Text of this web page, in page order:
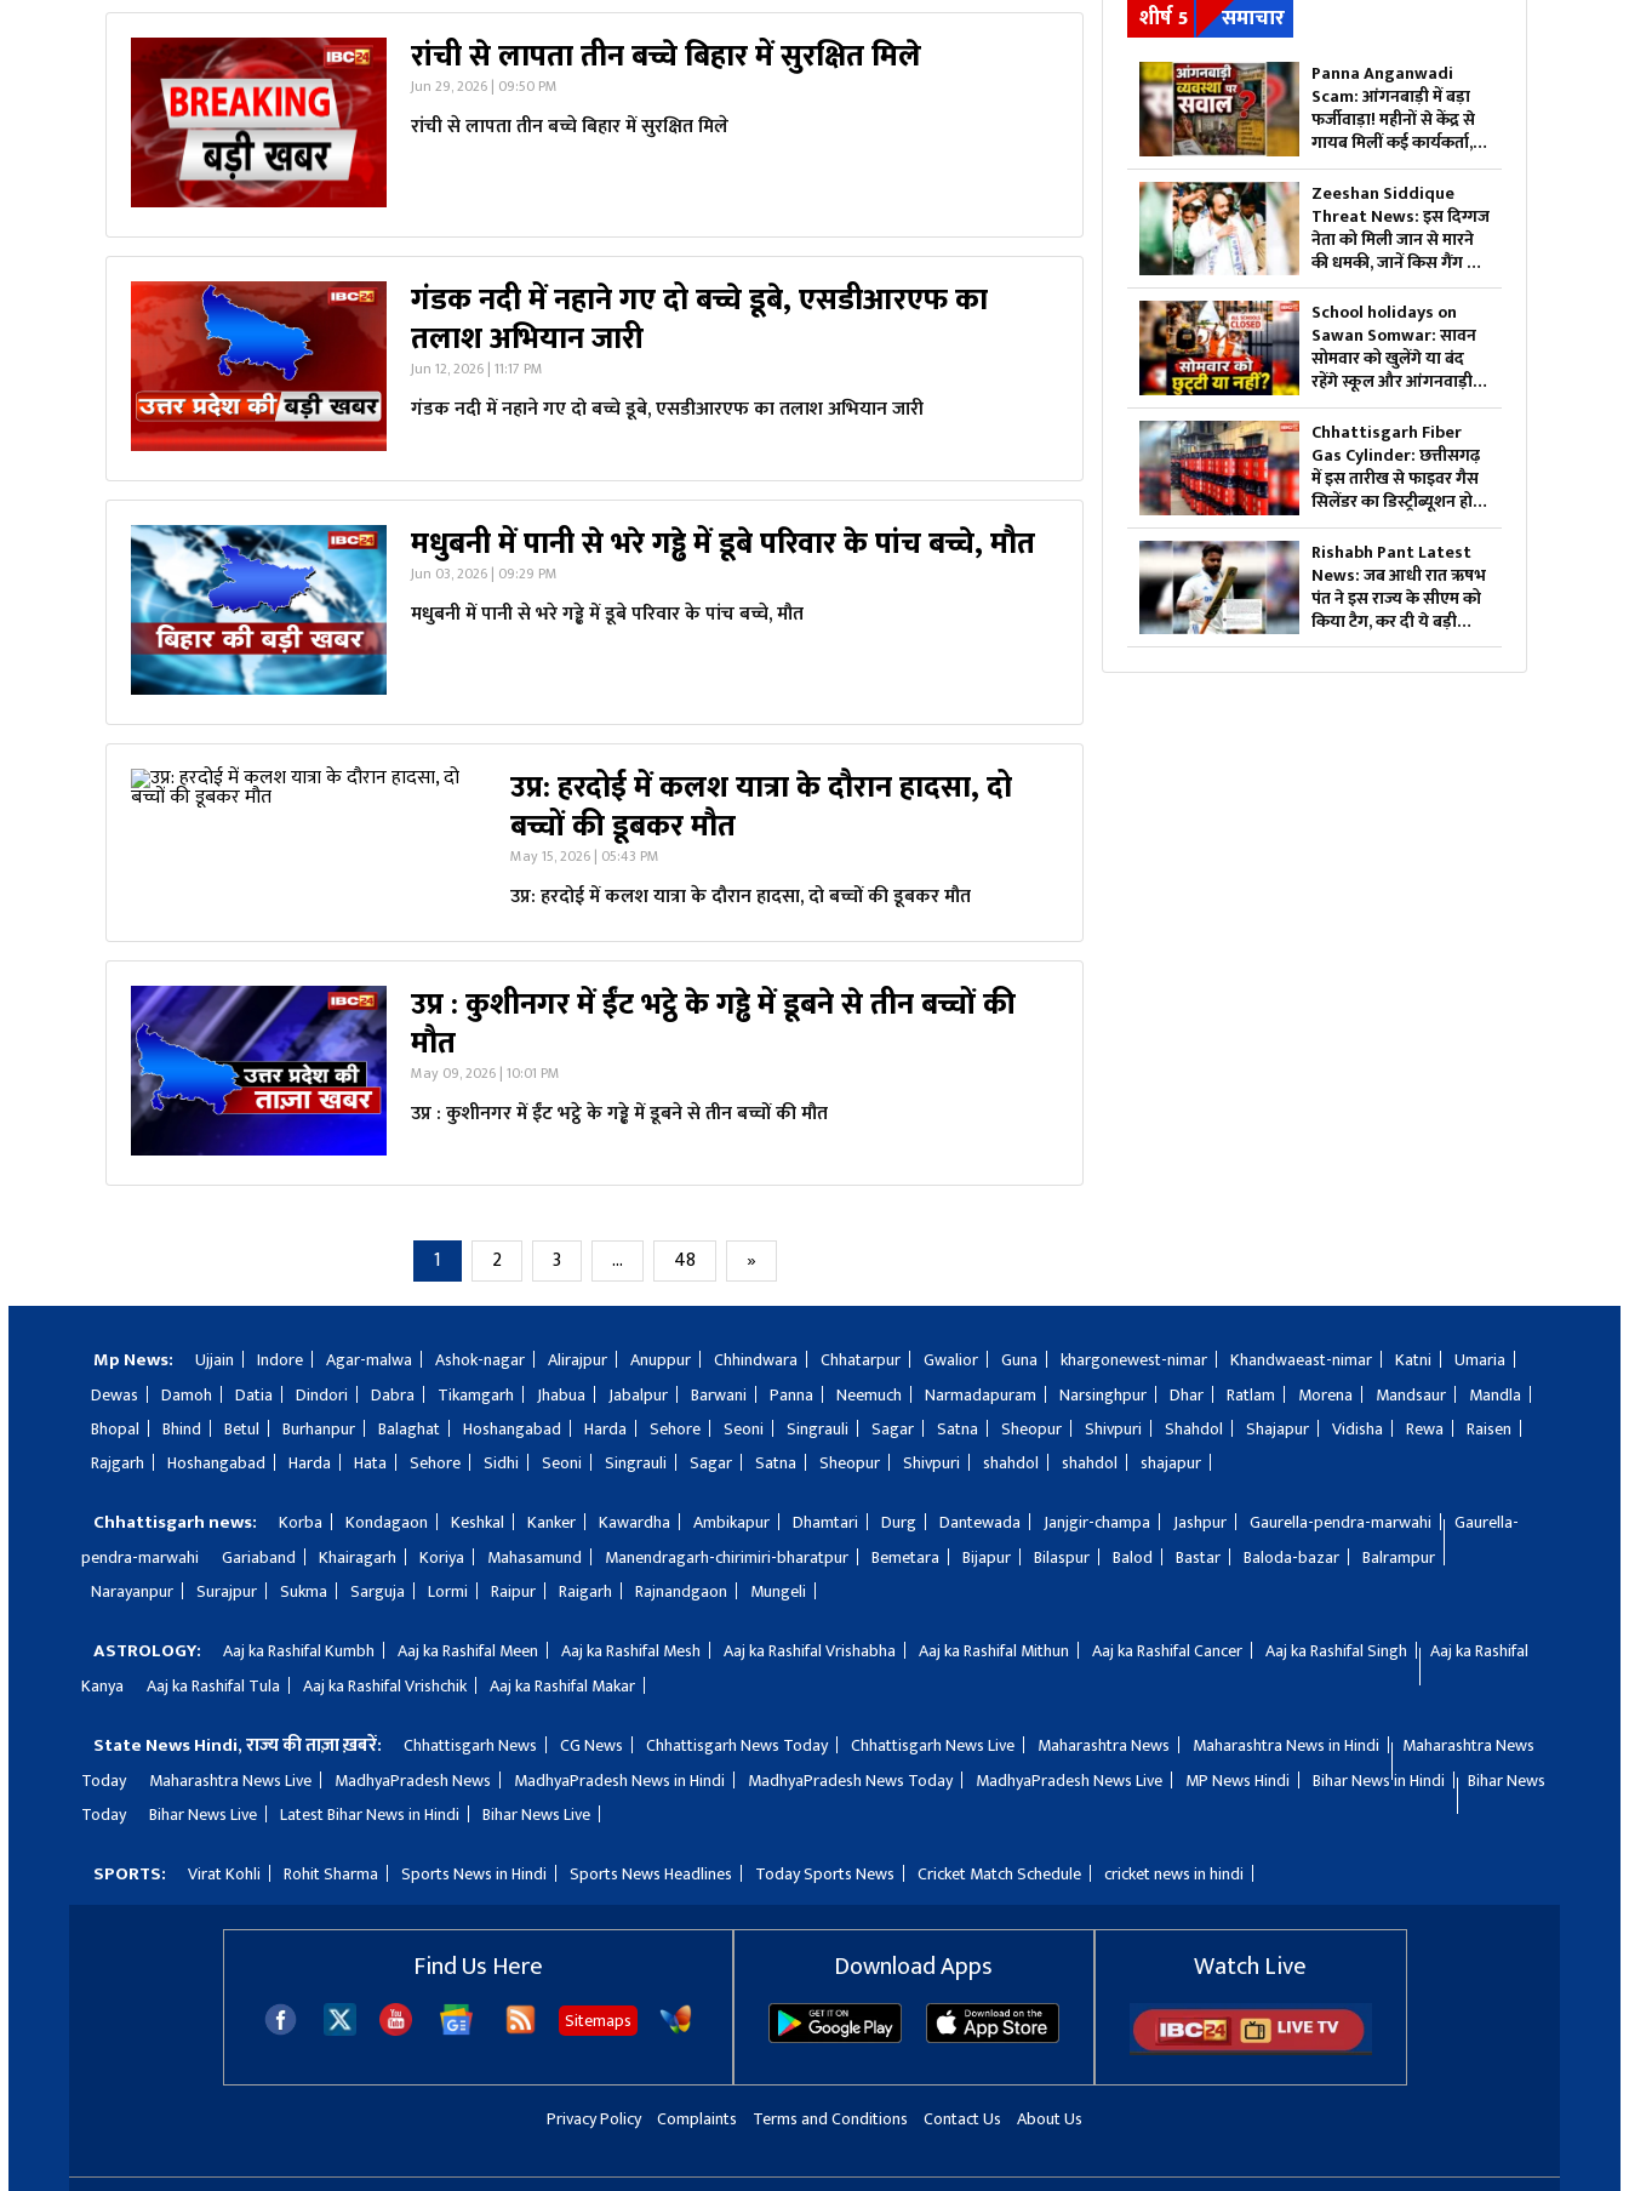
रांची से लापता तीन बच्चे बिहार में सुरक्षित मिले
Jun 29, 2026 | 09:50 PM
रांची से लापता तीन बच्चे बिहार में सुरक्षित मिले
गंडक नदी में नहाने गए दो बच्चे डूबे, एसडीआरएफ का
तलाश अभियान जारी
Jun 12, 2026 | 11:17 PM
गंडक नदी में नहाने गए दो बच्चे डूबे, एसडीआरएफ का तलाश अभियान जारी
मधुबनी में पानी से भरे गड्ढे में डूबे परिवार के पांच बच्चे, मौत
Jun 03, 2026 | 09:29 PM
मधुबनी में पानी से भरे गड्ढे में डूबे परिवार के पांच बच्चे, मौत
उप्र: हरदोई में कलश यात्रा के दौरान हादसा, दो
बच्चों की डूबकर मौत
May 15, 2026 | 05:43 PM
उप्र: हरदोई में कलश यात्रा के दौरान हादसा, दो बच्चों की डूबकर मौत
उप्र : कुशीनगर में ईंट भट्ठे के गड्ढे में डूबने से तीन बच्चों की
मौत
May 09, 2026 | 10:01 PM
उप्र : कुशीनगर में ईंट भट्ठे के गड्ढे में डूबने से तीन बच्चों की मौत
1 2 3 … 48 »
शीर्ष 5 समाचार
Panna Anganwadi
Scam: आंगनबाड़ी में बड़ा
फर्जीवाड़ा! महीनों से केंद्र से
गायब मिलीं कई कार्यकर्ता,
खुलासे के बाद विभाग में मचा
हड़कंप
Zeeshan Siddique
Threat News: इस दिग्गज
नेता को मिली जान से मारने
की धमकी, जानें किस गैंग से
जुड़ा है कनेक्शन…. पुलिस
अलर्ट
School holidays on
Sawan Somwar: सावन
सोमवार को खुलेंगे या बंद
रहेंगे स्कूल और आंगनवाड़ी?..
जिला कलेक्टर ने जारी किये
ये आदेश, पैरेंट्स जरूर पढ़ें
Chhattisgarh Fiber
Gas Cylinder: छत्तीसगढ़
में इस तारीख से फाइवर गैस
सिलेंडर का डिस्ट्रीब्यूशन होगा
शुरू.. 10 किलो की कीमत
होगी इतनी, मात्र इतने घंटे में
डिलीवरी भी
Rishabh Pant Latest
News: जब आधी रात ऋषभ
पंत ने इस राज्य के सीएम को
किया टैग, कर दी ये बड़ी
डिमांड….वायरल हो रहा पोस्ट
Mp News: Ujjain Indore Agar-malwa Ashok-nagar Alirajpur Anuppur Chhindwara Chhatarpur Gwalior Guna khargonewest-nimar Khandwaeast-nimar Katni
Umaria
Dewas
Damoh Datia Dindori Dabra Tikamgarh Jhabua Jabalpur Barwani Panna Neemuch Narmadapuram Narsinghpur Dhar Ratlam Morena Mandsaur
Mandla
Bhopal
Bhind Betul Burhanpur Balaghat Hoshangabad Harda Sehore Seoni Singrauli Sagar Satna Sheopur Shivpuri Shahdol Shajapur Vidisha Rewa
Raisen
Rajgarh
Hoshangabad Harda Hata Sehore Sidhi Seoni Singrauli Sagar Satna Sheopur Shivpuri shahdol shahdol shajapur
Chhattisgarh news: Korba Kondagaon Keshkal Kanker Kawardha Ambikapur Dhamtari Durg Dantewada Janjgir-champa Jashpur Gaurella-pendra-marwahi
Gaurella-
pendra-marwahi
Gariaband Khairagarh Koriya Mahasamund Manendragarh-chirimiri-bharatpur Bemetara Bijapur Bilaspur Balod Bastar Baloda-bazar
Balrampur
Narayanpur
Surajpur Sukma Sarguja Lormi Raipur Raigarh Rajnandgaon Mungeli
ASTROLOGY: Aaj ka Rashifal Kumbh Aaj ka Rashifal Meen Aaj ka Rashifal Mesh Aaj ka Rashifal Vrishabha Aaj ka Rashifal Mithun Aaj ka Rashifal Cancer Aaj ka Rashifal Singh
Aaj ka Rashifal
Kanya
Aaj ka Rashifal Tula Aaj ka Rashifal Vrishchik Aaj ka Rashifal Makar
State News Hindi, राज्य की ताज़ा ख़बरें: Chhattisgarh News CG News Chhattisgarh News Today Chhattisgarh News Live Maharashtra News Maharashtra News in Hindi
Maharashtra News
Today
Maharashtra News Live MadhyaPradesh News MadhyaPradesh News in Hindi MadhyaPradesh News Today MadhyaPradesh News Live MP News Hindi Bihar News in Hindi
Bihar News
Today
Bihar News Live Latest Bihar News in Hindi Bihar News Live
SPORTS: Virat Kohli Rohit Sharma Sports News in Hindi Sports News Headlines Today Sports News Cricket Match Schedule cricket news in hindi
Find Us Here
Sitemaps
Download Apps Watch Live
Privacy Policy Complaints Terms and Conditions Contact Us About Us